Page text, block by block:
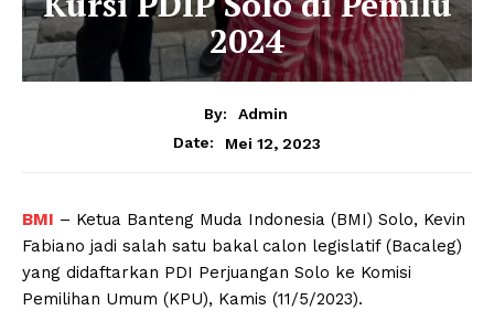
2024
By:
Admin
Date:
Mei 12, 2023
BMI – Ketua Banteng Muda Indonesia (BMI) Solo, Kevin
Fabiano jadi salah satu bakal calon legislatif (Bacaleg)
yang didaftarkan PDI Perjuangan Solo ke Komisi
Pemilihan Umum (KPU), Kamis (11/5/2023).